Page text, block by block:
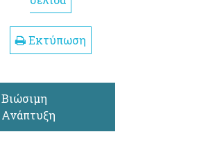
Εκτύπωση
Βιώσιμη
Ανάπτυξη